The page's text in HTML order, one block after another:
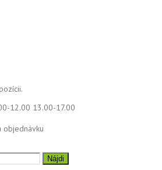
12.00 13.00-17.00
objednávku